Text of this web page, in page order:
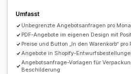
Umfasst
Unbegrenzte Angebotsanfragen pro
PDF-Angebote im eigenen Design mit
Preise und Button „In den Warenkorb“ pro
Angebote in Shopify-
Angebotsanfrage-Vorlagen für
Beschilderung